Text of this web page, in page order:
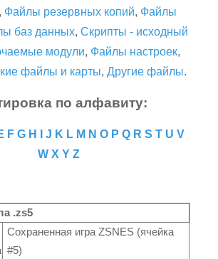
, Файлы резервных копий, Файлы
баз данных, Скрипты - исходный
модули, Файлы настроек,
файлы и карты, Другие файлы.
по алфавиту:
F G H J K L M N O P Q R S T U V
W X Y Z
.zs5
Сохраненная игра ZSNES (ячейка
#5)